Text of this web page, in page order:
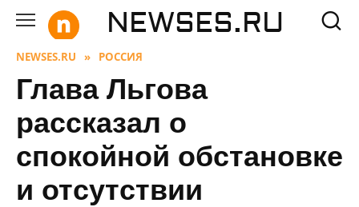
Перейти
содержанию
NEWSES.RU
NEWSES.RU » РОССИЯ
Глава Льгова
рассказал о
спокойной обстановке
и отсутствии